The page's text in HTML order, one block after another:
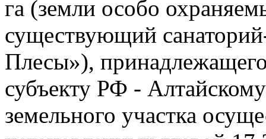
га (земли особо
существующий
Плесы»),
субъекту РФ -
земельного участка